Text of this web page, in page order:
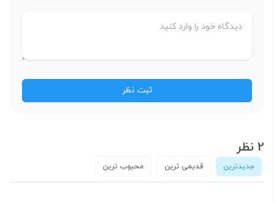
2 نظر
جدیدترین قدیمی ترین محبوب ترین